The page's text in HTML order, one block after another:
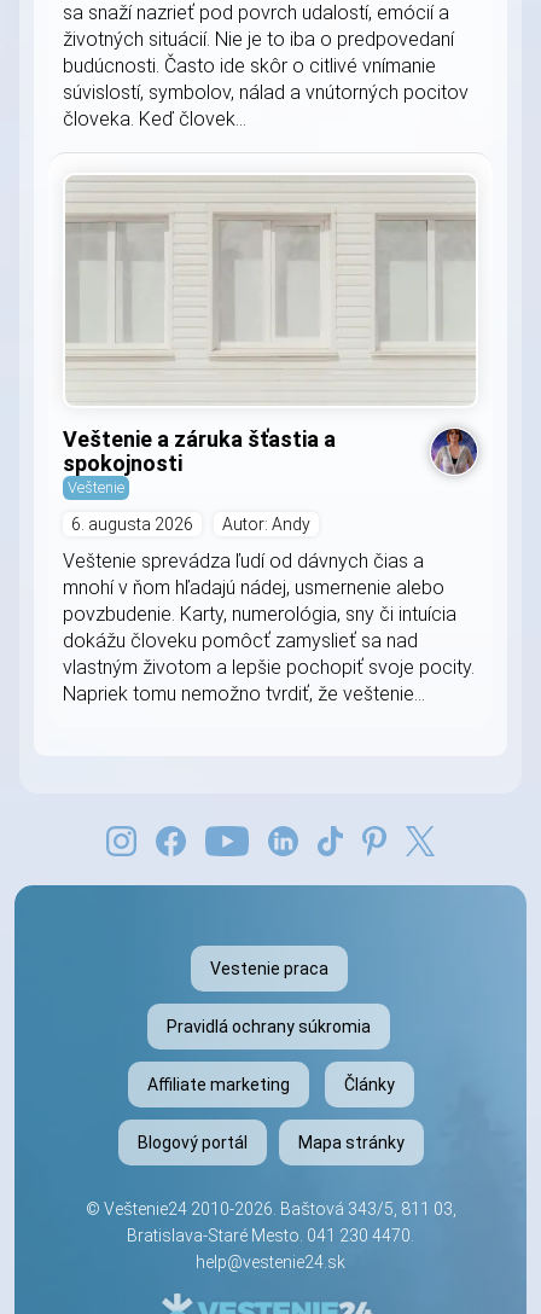
sa snaží nazrieť pod povrch udalostí, emócií a
životných situácií. Nie je to iba o predpovedaní
budúcnosti. Často ide skôr o citlivé vnímanie
súvislostí, symbolov, nálad a vnútorných pocitov
človeka. Keď človek...
Veštenie a záruka šťastia a
spokojnosti
Veštenie
6. augusta 2026 Autor: Andy
Veštenie sprevádza ľudí od dávnych čias a
mnohí v ňom hľadajú nádej, usmernenie alebo
povzbudenie. Karty, numerológia, sny či intuícia
dokážu človeku pomôcť zamyslieť sa nad
vlastným životom a lepšie pochopiť svoje pocity.
Napriek tomu nemožno tvrdiť, že veštenie...
Vestenie praca
Pravidlá ochrany súkromia
Affiliate marketing Články
Blogový portál Mapa stránky
© Veštenie242010-2026. Baštová 343/5, 811 03,
Bratislava-Staré Mesto. 041 230 4470.
help@vestenie24.sk